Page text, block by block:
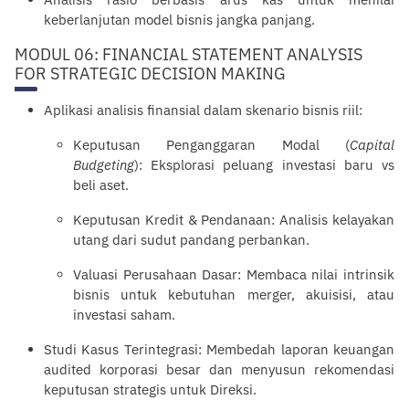
keberlanjutan model bisnis jangka panjang.
MODUL 06: FINANCIAL STATEMENT ANALYSIS
FOR STRATEGIC DECISION MAKING
Aplikasi analisis finansial dalam skenario bisnis riil:
Keputusan Penganggaran Modal (Capital
Budgeting): Eksplorasi peluang investasi baru vs
beli aset.
Keputusan Kredit & Pendanaan: Analisis kelayakan
utang dari sudut pandang perbankan.
Valuasi Perusahaan Dasar: Membaca nilai intrinsik
bisnis untuk kebutuhan merger, akuisisi, atau
investasi saham.
Studi Kasus Terintegrasi: Membedah laporan keuangan
audited korporasi besar dan menyusun rekomendasi
keputusan strategis untuk Direksi.